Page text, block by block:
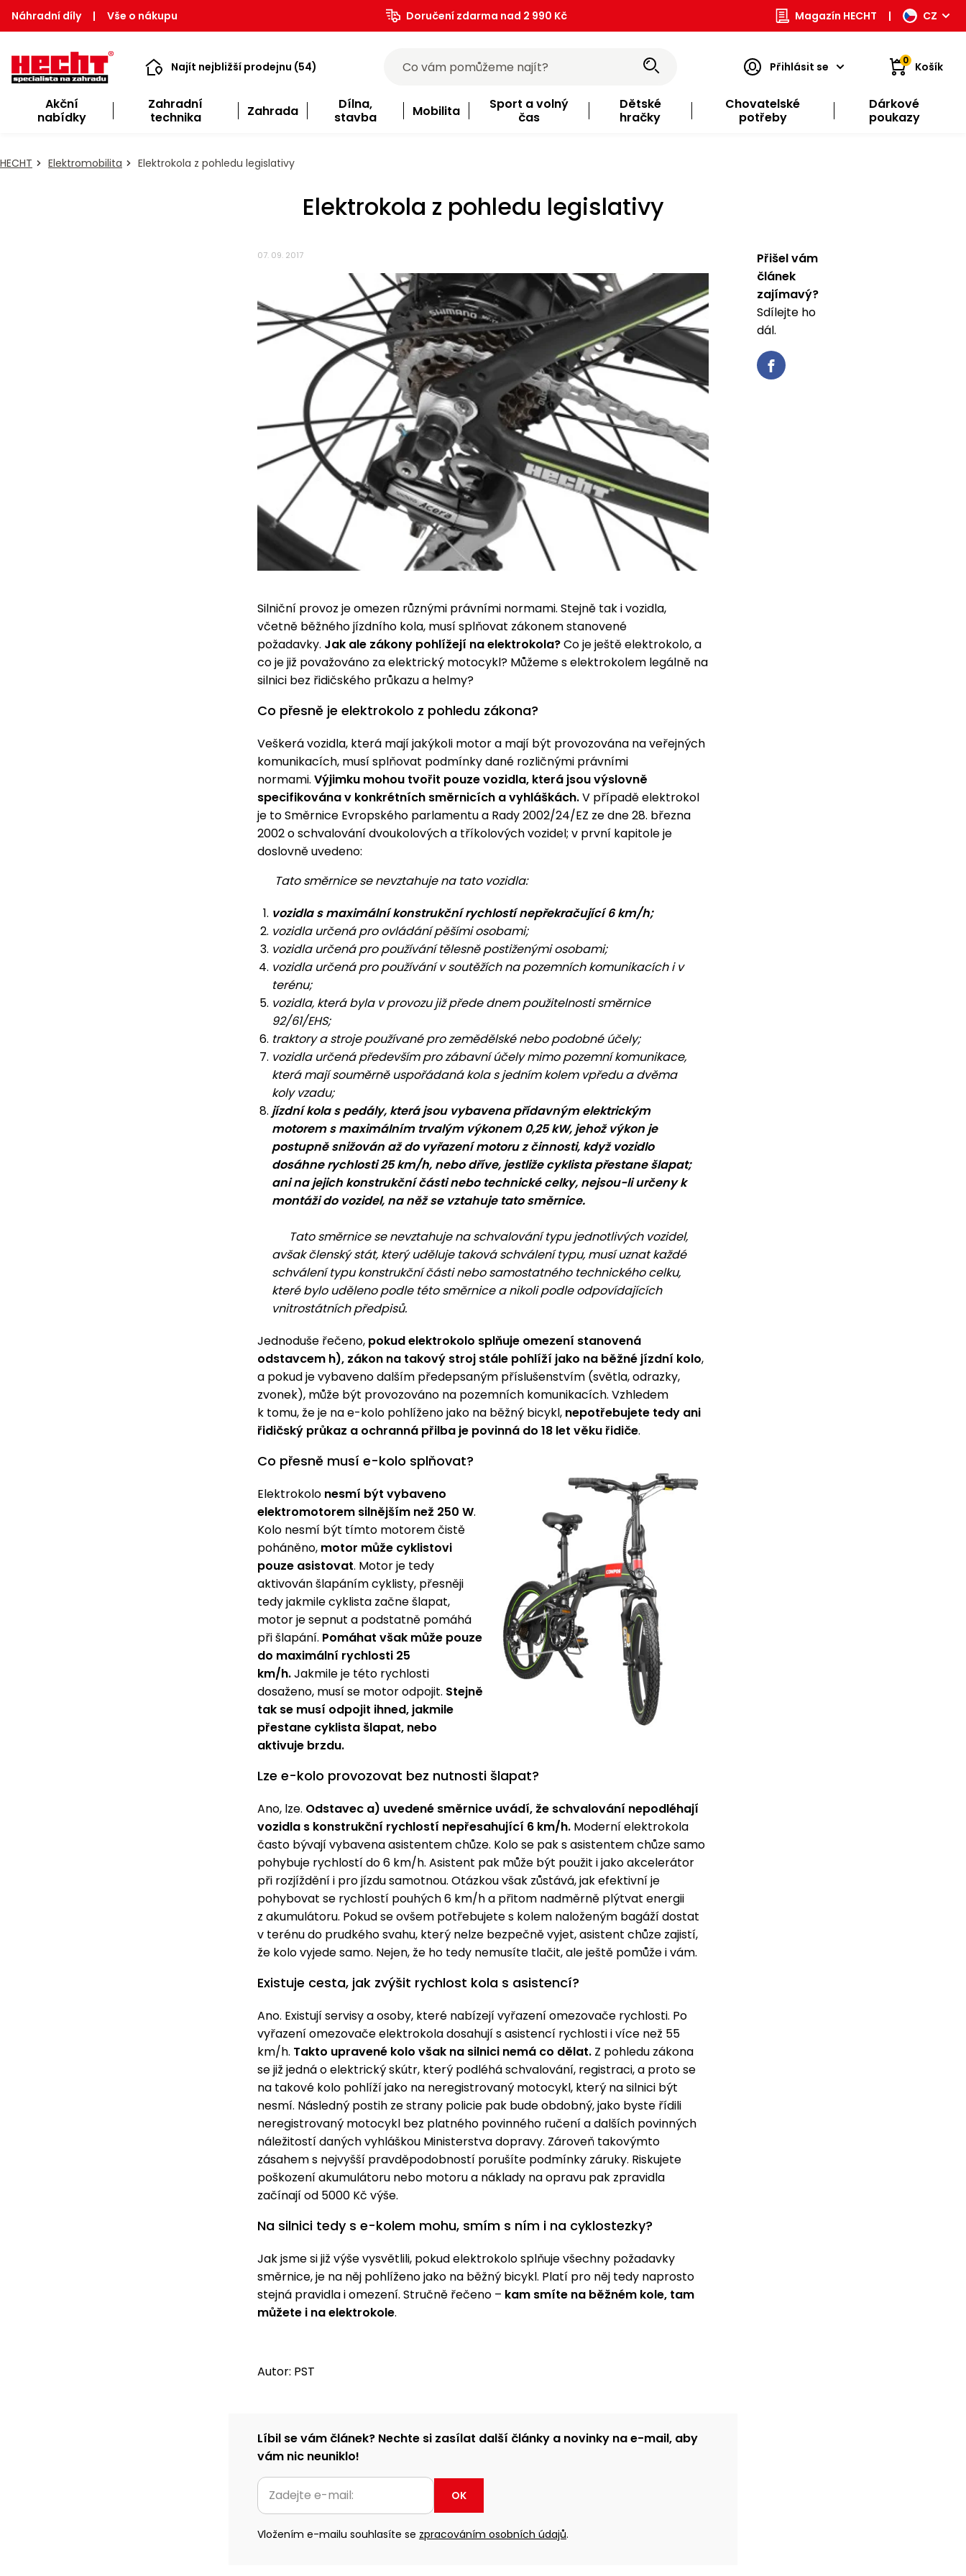
Náhradní díly | Vše o nákupu Doručení zdarma nad 2 990 Kč Magazín HECHT | CZ
Najít nejbližší prodejnu (54) Přihlásit se 0 Košík
Akční
nabídky
Zahradní
technika
Zahrada
Dílna,
stavba
Mobilita
Sport a volný
čas
Dětské
hračky
Chovatelské
potřeby
Dárkové
poukazy
HECHT Elektromobilita Elektrokola z pohledu legislativy
Elektrokola z pohledu legislativy
07. 09. 2017
Silniční provoz je omezen různými právními normami. Stejně tak i vozidla,
včetně běžného jízdního kola, musí splňovat zákonem stanovené
požadavky. Jak ale zákony pohlížejí na elektrokola?Co je ještě elektrokolo, a
co je již považováno za elektrický motocykl? Můžeme s elektrokolem legálně na
silnici bez řidičského průkazu a helmy?
Co přesně je elektrokolo z pohledu zákona?
Veškerá vozidla, která mají jakýkoli motor a mají být provozována na veřejných
komunikacích, musí splňovat podmínky dané rozličnými právními
normami. Výjimku mohou tvořit pouze vozidla, která jsou výslovně
specifikována v konkrétních směrnicích a vyhláškách.V případě elektrokol
je to Směrnice Evropského parlamentu a Rady 2002/24/EZ ze dne 28. března
2002 o schvalování dvoukolových a tříkolových vozidel; v první kapitole je
doslovně uvedeno:
Tato směrnice se nevztahuje na tato vozidla:
vozidla s maximální konstrukční rychlostí nepřekračující 6 km/h;
vozidla určená pro ovládání pěšími osobami;
vozidla určená pro používání tělesně postiženými osobami;
vozidla určená pro používání v soutěžích na pozemních komunikacích i v
terénu;
vozidla, která byla v provozu již přede dnem použitelnosti směrnice
92/61/EHS;
traktory a stroje používané pro zemědělské nebo podobné účely;
vozidla určená především pro zábavní účely mimo pozemní komunikace,
která mají souměrně uspořádaná kola s jedním kolem vpředu a dvěma
koly vzadu;
jízdní kola s pedály, která jsou vybavena přídavným elektrickým
motorem s maximálním trvalým výkonem 0,25 kW, jehož výkon je
postupně snižován až do vyřazení motoru z činnosti, když vozidlo
dosáhne rychlosti 25 km/h, nebo dříve, jestliže cyklista přestane šlapat;
ani na jejich konstrukční části nebo technické celky, nejsou-li určeny k
montáži do vozidel, na něž se vztahuje tato směrnice.
Tato směrnice se nevztahuje na schvalování typu jednotlivých vozidel,
avšak členský stát, který uděluje taková schválení typu, musí uznat každé
schválení typu konstrukční části nebo samostatného technického celku,
které bylo uděleno podle této směrnice a nikoli podle odpovídajících
vnitrostátních předpisů.
Jednoduše řečeno, pokud elektrokolo splňuje omezení stanovená
odstavcem h), zákon na takový stroj stále pohlíží jako na běžné jízdní kolo,
a pokud je vybaveno dalším předepsaným příslušenstvím (světla, odrazky,
zvonek), může být provozováno na pozemních komunikacích. Vzhledem
k tomu, že je na e-kolo pohlíženo jako na běžný bicykl, nepotřebujete tedy ani
řidičský průkaz a ochranná přilba je povinná do 18 let věku řidiče.
Co přesně musí e-kolo splňovat?
Elektrokolo nesmí být vybaveno
elektromotorem silnějším než 250 W.
Kolo nesmí být tímto motorem čistě
poháněno, motor může cyklistovi
pouze asistovat. Motor je tedy
aktivován šlapáním cyklisty, přesněji
tedy jakmile cyklista začne šlapat,
motor je sepnut a podstatně pomáhá
při šlapání. Pomáhat však může pouze
do maximální rychlosti 25
km/h.Jakmile je této rychlosti
dosaženo, musí se motor odpojit. Stejně
tak se musí odpojit ihned, jakmile
přestane cyklista šlapat, nebo
aktivuje brzdu.
Lze e-kolo provozovat bez nutnosti šlapat?
Ano, lze. Odstavec a) uvedené směrnice uvádí, že schvalování nepodléhají
vozidla s konstrukční rychlostí nepřesahující 6 km/h. Moderní elektrokola
často bývají vybavena asistentem chůze. Kolo se pak s asistentem chůze samo
pohybuje rychlostí do 6 km/h. Asistent pak může být použit i jako akcelerátor
při rozjíždění i pro jízdu samotnou. Otázkou však zůstává, jak efektivní je
pohybovat se rychlostí pouhých 6 km/h a přitom nadměrně plýtvat energii
z akumulátoru. Pokud se ovšem potřebujete s kolem naloženým bagáží dostat
v terénu do prudkého svahu, který nelze bezpečně vyjet, asistent chůze zajistí,
že kolo vyjede samo. Nejen, že ho tedy nemusíte tlačit, ale ještě pomůže i vám.
Existuje cesta, jak zvýšit rychlost kola s asistencí?
Ano. Existují servisy a osoby, které nabízejí vyřazení omezovače rychlosti. Po
vyřazení omezovače elektrokola dosahují s asistencí rychlosti i více než 55
km/h. Takto upravené kolo však na silnici nemá co dělat. Z pohledu zákona
se již jedná o elektrický skútr, který podléhá schvalování, registraci, a proto se
na takové kolo pohlíží jako na neregistrovaný motocykl, který na silnici být
nesmí. Následný postih ze strany policie pak bude obdobný, jako byste řídili
neregistrovaný motocykl bez platného povinného ručení a dalších povinných
náležitostí daných vyhláškou Ministerstva dopravy. Zároveň takovýmto
zásahem s nejvyšší pravděpodobností porušíte podmínky záruky. Riskujete
poškození akumulátoru nebo motoru a náklady na opravu pak zpravidla
začínají od 5000 Kč výše.
Na silnici tedy s e-kolem mohu, smím s ním i na cyklostezky?
Jak jsme si již výše vysvětlili, pokud elektrokolo splňuje všechny požadavky
směrnice, je na něj pohlíženo jako na běžný bicykl. Platí pro něj tedy naprosto
stejná pravidla i omezení. Stručně řečeno – kam smíte na běžném kole, tam
můžete i na elektrokole.
Autor: PST
Líbil se vám článek? Nechte si zasílat další články a novinky na e-mail, aby
vám nic neuniklo!
OK
Vložením e-mailu souhlasíte se zpracováním osobních údajů.
Přišel vám
článek
zajímavý?
Sdílejte ho
dál.